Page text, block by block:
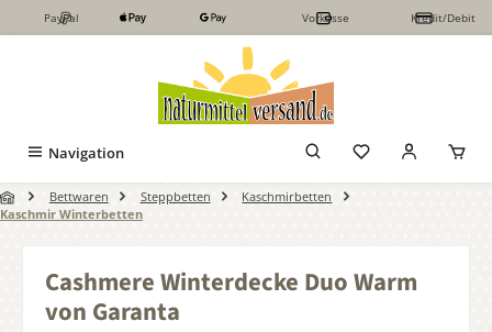
Zum Hauptinhalt springen
PayPal Vorkasse Kredit/Debit
Navigation
Bettwaren Steppbetten
Kaschmirbetten
Kaschmir Winterbetten
Cashmere Winterdecke Duo Warm
von Garanta